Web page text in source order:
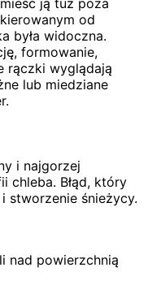
od
była widoczna.
formowanie,
rączki wyglądają
lub miedziane
i najgorzej
chleba. Błąd, który
stworzenie śnieżycy.
nad powierzchnią